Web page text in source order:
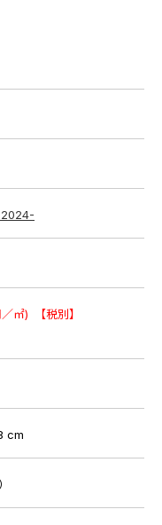
2024-
㎡) 【税別】
cm